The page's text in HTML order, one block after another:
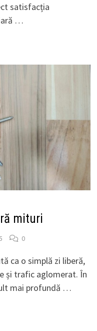
satisfacția
…
mituri
0
ca o simplă zi liberă,
și trafic aglomerat. În
mai profundă …